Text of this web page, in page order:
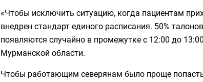
«Чтобы исключить ситуацию, когда пациентам
внедрен стандарт единого расписания. 50%
появляются случайно в промежутке с 12:00 до
Мурманской области.
Чтобы работающим северянам было проще